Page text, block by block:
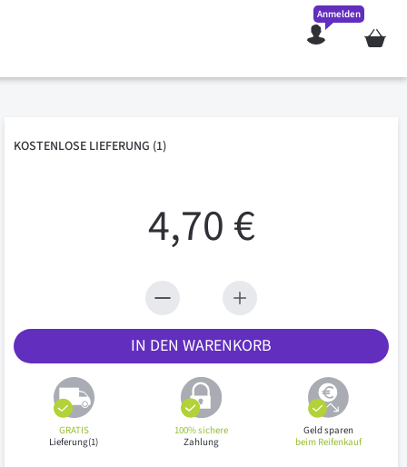
Mein
Anmelden
KOSTENLOSE LIEFERUNG (1)
4,70 €
IN DEN WARENKORB
GRATIS
Lieferung(1)
100% sichere
Zahlung
Geld sparen
beim Reifenkauf